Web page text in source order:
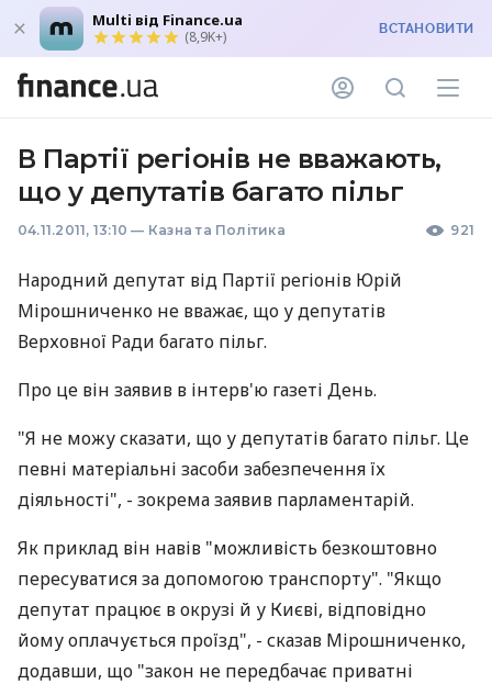
Multi від Finance.ua
(8,9K+) ВСТАНОВИТИ
В Партії регіонів не вважають,
що у депутатів багато пільг
04.11.2011, 13:10 — Казна та Політика 921
Народний депутат від Партії регіонів Юрій
Мірошниченко не вважає, що у депутатів
Верховної Ради багато пільг.
Про це він заявив в інтерв'ю газеті День.
"Я не можу сказати, що у депутатів багато пільг. Це
певні матеріальні засоби забезпечення їх
діяльності", - зокрема заявив парламентарій.
Як приклад він навів "можливість безкоштовно
пересуватися за допомогою транспорту". "Якщо
депутат працює в окрузі й у Києві, відповідно
йому оплачується проїзд", - сказав Мірошниченко,
додавши, що "закон не передбачає приватні